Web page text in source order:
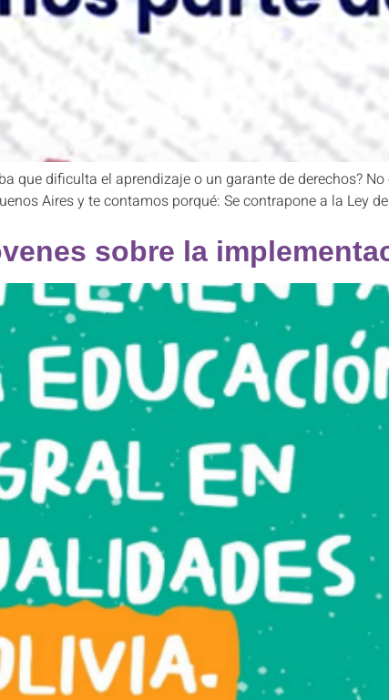
que dificulta el aprendizaje o un garante de derechos?
Aires y te contamos porqué: Se contrapone a la Ley
sobre la